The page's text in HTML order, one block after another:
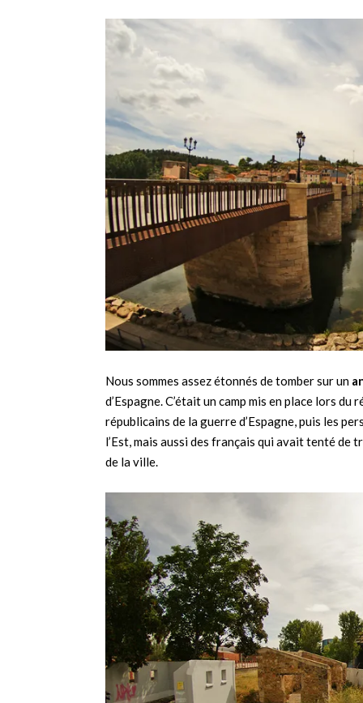
Nous sommes assez étonnés de tomber sur un
d’Espagne. C’était un camp mis en place lors
républicains de la guerre d’Espagne, puis les
l’Est, mais aussi des français qui avait tenté de
de la ville.